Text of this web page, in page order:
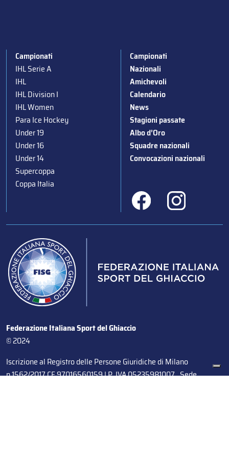
Campionati
IHL Serie A
IHL
IHL Division I
IHL Women
Para Ice Hockey
Under 19
Under 16
Under 14
Supercoppa
Coppa Italia
Campionati
Nazionali
Amichevoli
Calendario
News
Stagioni passate
Albo d’Oro
Squadre nazionali
Convocazioni nazionali
Federazione Italiana Sport del Ghiaccio
© 2024
Iscrizione al Registro delle Persone Giuridiche di Milano
n.1562/2017 CF 97016560159 | P. IVA 05235981007 Sede